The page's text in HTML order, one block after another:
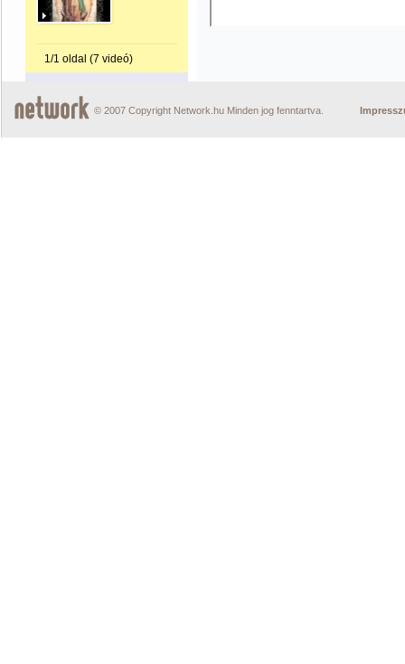
1/1 oldal (7 videó)
© 2007 Copyright Network.hu Minden jog fenntartva.